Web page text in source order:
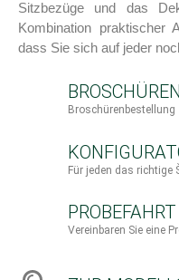
Sitzbezüge und das
Kombination praktischer
dass Sie sich auf jeder
BROSCHÜREN
Broschürenbestellung
Für jeden das richtige
PROBEFAHRT
Vereinbaren Sie eine